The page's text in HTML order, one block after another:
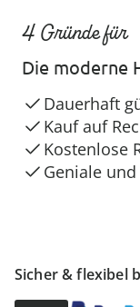
Sicher & flexibel
4 Gründe für
Die moderne
Dauerhaft
Kauf auf
Kostenlose
Geniale